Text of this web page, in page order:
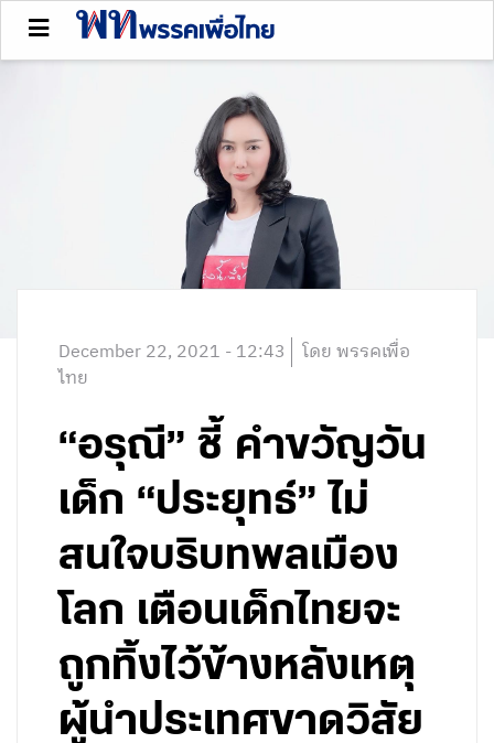
December 22, 2021 - 12:43
โดย พรรคเพื่อ
ไทย
“อรุณี” ชี้ คำขวัญวัน
เด็ก “ประยุทธ์” ไม่
สนใจบริบทพลเมือง
โลก เตือนเด็กไทยจะ
ถูกทิ้งไว้ข้างหลังเหตุ
ผู้นำประเทศขาดวิสัย